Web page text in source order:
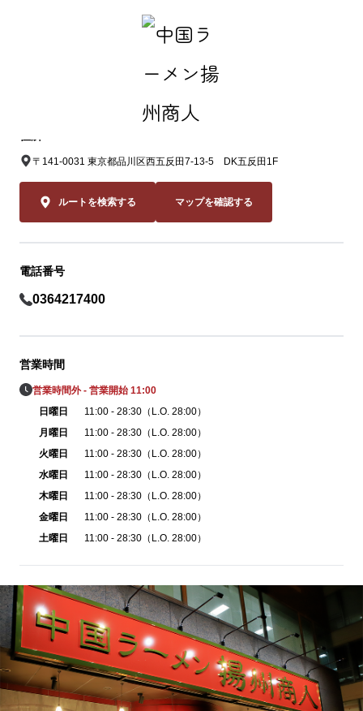
中国ラーメン揚州商人 五反田店
〒141-0031 東京都品川区西五反田7-13-5 DK五反田1F
ルートを検索する マップを確認する
電話番号
0364217400
営業時間
営業時間外 - 営業開始 11:00
日曜日
11:00 - 28:30（L.O. 28:00）
月曜日
11:00 - 28:30（L.O. 28:00）
火曜日
11:00 - 28:30（L.O. 28:00）
水曜日
11:00 - 28:30（L.O. 28:00）
木曜日
11:00 - 28:30（L.O. 28:00）
金曜日
11:00 - 28:30（L.O. 28:00）
土曜日
11:00 - 28:30（L.O. 28:00）